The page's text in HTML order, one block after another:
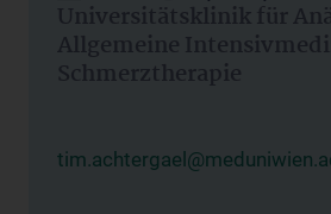
Universitätsklinik für
Allgemeine
Schmerztherapie